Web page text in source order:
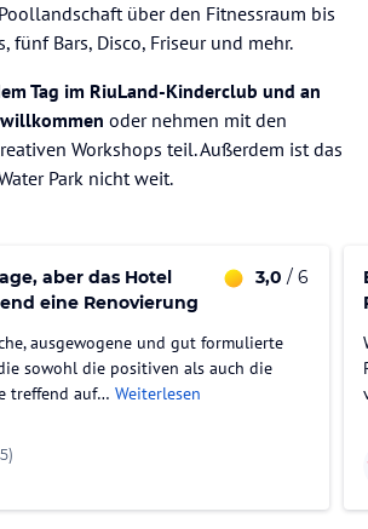
über den Fitnessraum bis
fünf Bars, Disco, Friseur und mehr.
Tag im RiuLand-Kinderclub und an
oder nehmen mit den
Workshops teil. Außerdem ist das
Park nicht weit.
aber das Hotel
eine Renovierung
3,0 / 6
ausgewogene und gut formulierte
sowohl die positiven als auch die
treffend auf… Weiterlesen